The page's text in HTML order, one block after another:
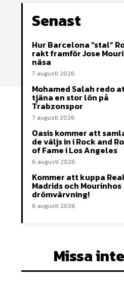
Senast
Hur Barcelona ”stal”
rakt framför Jose
näsa
7 augusti 2026
Mohamed Salah redo
tjäna en stor lön på
Trabzonspor
7 augusti 2026
Oasis kommer att
de väljs in i Rock and
of Fame i Los Angeles
6 augusti 2026
Kommer att kuppa Real
Madrids och Mourinhos
drömvärvning!
6 augusti 2026
Missa inte